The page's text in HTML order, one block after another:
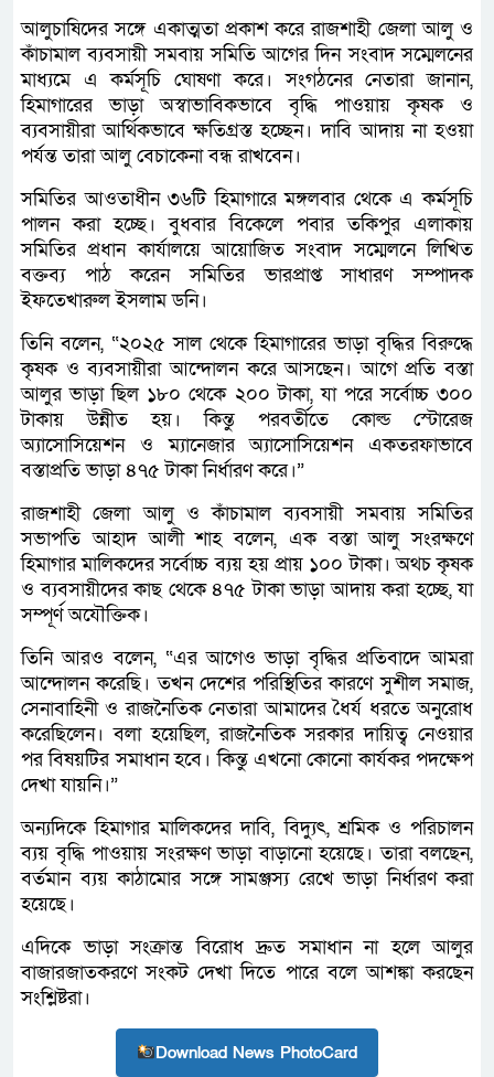
আলুচাষিদের সঙ্গে একাত্মতা প্রকাশ করে রাজশাহী জেলা আলু ও
কাঁচামাল ব্যবসায়ী সমবায় সমিতি আগের দিন সংবাদ সম্মেলনের
মাধ্যমে এ কর্মসূচি ঘোষণা করে। সংগঠনের নেতারা জানান,
হিমাগারের ভাড়া অস্বাভাবিকভাবে বৃদ্ধি পাওয়ায় কৃষক ও
ব্যবসায়ীরা আর্থিকভাবে ক্ষতিগ্রস্ত হচ্ছেন। দাবি আদায় না হওয়া
পর্যন্ত তারা আলু বেচাকেনা বন্ধ রাখবেন।
সমিতির আওতাধীন ৩৬টি হিমাগারে মঙ্গলবার থেকে এ কর্মসূচি
পালন করা হচ্ছে। বুধবার বিকেলে পবার তকিপুর এলাকায়
সমিতির প্রধান কার্যালয়ে আয়োজিত সংবাদ সম্মেলনে লিখিত
বক্তব্য পাঠ করেন সমিতির ভারপ্রাপ্ত সাধারণ সম্পাদক
ইফতেখারুল ইসলাম ডনি।
তিনি বলেন, “২০২৫ সাল থেকে হিমাগারের ভাড়া বৃদ্ধির বিরুদ্ধে
কৃষক ও ব্যবসায়ীরা আন্দোলন করে আসছেন। আগে প্রতি বস্তা
আলুর ভাড়া ছিল ১৮০ থেকে ২০০ টাকা, যা পরে সর্বোচ্চ ৩০০
টাকায় উন্নীত হয়। কিন্তু পরবর্তীতে কোল্ড স্টোরেজ
অ্যাসোসিয়েশন ও ম্যানেজার অ্যাসোসিয়েশন একতরফাভাবে
বস্তাপ্রতি ভাড়া ৪৭৫ টাকা নির্ধারণ করে।”
রাজশাহী জেলা আলু ও কাঁচামাল ব্যবসায়ী সমবায় সমিতির
সভাপতি আহাদ আলী শাহ বলেন, এক বস্তা আলু সংরক্ষণে
হিমাগার মালিকদের সর্বোচ্চ ব্যয় হয় প্রায় ১০০ টাকা। অথচ কৃষক
ও ব্যবসায়ীদের কাছ থেকে ৪৭৫ টাকা ভাড়া আদায় করা হচ্ছে, যা
সম্পূর্ণ অযৌক্তিক।
তিনি আরও বলেন, “এর আগেও ভাড়া বৃদ্ধির প্রতিবাদে আমরা
আন্দোলন করেছি। তখন দেশের পরিস্থিতির কারণে সুশীল সমাজ,
সেনাবাহিনী ও রাজনৈতিক নেতারা আমাদের ধৈর্য ধরতে অনুরোধ
করেছিলেন। বলা হয়েছিল, রাজনৈতিক সরকার দায়িত্ব নেওয়ার
পর বিষয়টির সমাধান হবে। কিন্তু এখনো কোনো কার্যকর পদক্ষেপ
দেখা যায়নি।”
অন্যদিকে হিমাগার মালিকদের দাবি, বিদ্যুৎ, শ্রমিক ও পরিচালন
ব্যয় বৃদ্ধি পাওয়ায় সংরক্ষণ ভাড়া বাড়ানো হয়েছে। তারা বলছেন,
বর্তমান ব্যয় কাঠামোর সঙ্গে সামঞ্জস্য রেখে ভাড়া নির্ধারণ করা
হয়েছে।
এদিকে ভাড়া সংক্রান্ত বিরোধ দ্রুত সমাধান না হলে আলুর
বাজারজাতকরণে সংকট দেখা দিতে পারে বলে আশঙ্কা করছেন
সংশ্লিষ্টরা।
Download News PhotoCard